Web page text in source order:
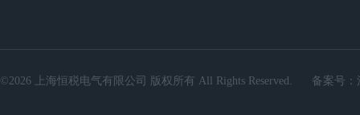
©2026 上海恒税电气有限公司 版权所有 All Rights Reserved. 备案号：